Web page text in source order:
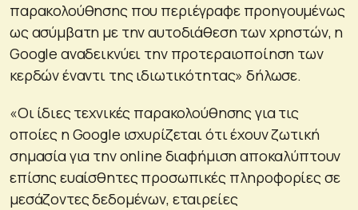
παρακολούθησης που περιέγραφε προηγουμένως
ως ασύμβατη με την αυτοδιάθεση των χρηστών, η
Google αναδεικνύει την προτεραιοποίηση των
κερδών έναντι της ιδιωτικότητας» δήλωσε.
«Οι ίδιες τεχνικές παρακολούθησης για τις
οποίες η Google ισχυρίζεται ότι έχουν ζωτική
σημασία για την online διαφήμιση αποκαλύπτουν
επίσης ευαίσθητες προσωπικές πληροφορίες σε
μεσάζοντες δεδομένων, εταιρείες